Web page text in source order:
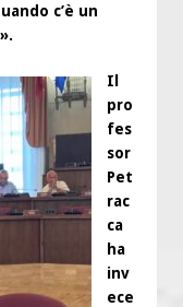
c’è un
Il
pro
fes
sor
Pet
rac
ca
ha
inv
ece